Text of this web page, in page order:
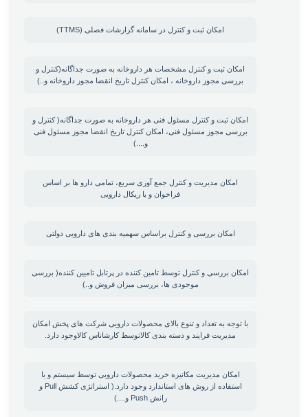
امکان ثبت و کنترل در سامانه گزارشات فصلی (TTMS)
امکان ثبت و کنترل مشخصات هر داروخانه به صورت جداگانه(کنترل و
بررسی مجوز داروخانه ، امکان کنترل تاریخ انقضا مجوز داروخانه و..)
امکان ثبت و کنترل مسئول فنی هر داروخانه به صورت جداگانه( کنترل و
بررسی مجوز مسئول فنی، امکان کنترل تاریخ انقضا مجوز مسئول فنی
و....)
امکان مدیریت و کنترل جمع آوری سریع، تمامی دارو ها بر اساس
فراخوان و یا ریکال دارویی
امکان بررسی و کنترل براساس سهمیه بندی های دارویی دولتی
امکان بررسی و کنترل توسط تامین کننده در پرتابل تامیین کننده( بررسی
موجودی ها، بررسی میزان فروش و..)
با توجه به تعداد و تنوع بالای محصولات دارویی شرکت های پخش امکان
مدیریت فرایند و دسته بندی کالاتوسط کارشاناس کالاوجود دارد.
امکان مدیریت مکانیزه خرید محصولات دارویی توسط سیستم و با
استفاده از روش های استاندارد وجود دارد.( استراتژی کشش Pull و
رانش Push و....)